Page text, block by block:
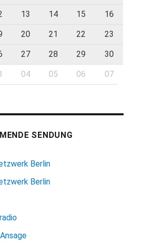
13 14 15 16
20 21 22 23
27 28 29 30
04 05 06 07
SENDUNG
Berlin
Berlin